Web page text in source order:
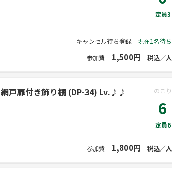
定員3
キャンセル待ち登録
現在1名待ち
参加費 1,500円 税込／人
網戸扉付き飾り棚 (DP-34) Lv.♪♪ のこり
6
定員6
参加費 1,800円 税込／人